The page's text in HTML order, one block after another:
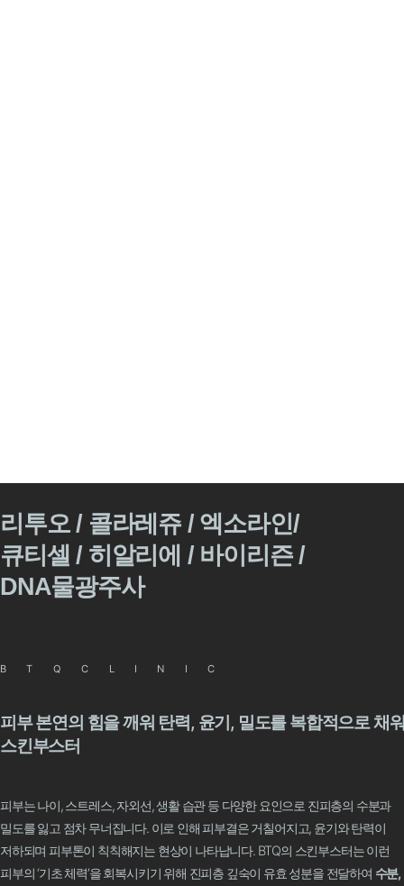
리투오 / 콜라레쥬 / 엑소라인/
큐티셀 / 히알리에 / 바이리즌 /
DNA물광주사
BTQCLINIC
피부 본연의 힘을 깨워 탄력, 윤기, 밀도를 복합적으로 채
스킨부스터
피부는 나이, 스트레스, 자외선, 생활 습관 등 다양한 요인으로 진피층의 수분과
밀도를 잃고 점차 무너집니다. 이로 인해 피부결은 거칠어지고, 윤기와 탄력이
저하되며 피부톤이 칙칙해지는 현상이 나타납니다. BTQ의 스킨부스터는 이런
피부의 ‘기초 체력’을 회복시키기 위해 진피층 깊숙이 유효 성분을 전달하여 수분,